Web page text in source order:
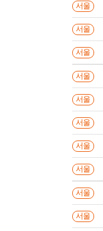
서울
서울
서울
서울
서울
서울
서울
서울
서울
서울